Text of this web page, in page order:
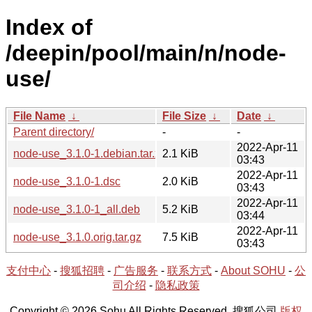
Index of
/deepin/pool/main/n/node-
use/
File Name ↓ File Size ↓ Date ↓
Parent directory/
-
-
node-use_3.1.0-1.debian.tar.xz2.1 KiB
2022-Apr-11
03:43
node-use_3.1.0-1.dsc
2.0 KiB
2022-Apr-11
03:43
node-use_3.1.0-1_all.deb
5.2 KiB
2022-Apr-11
03:44
node-use_3.1.0.orig.tar.gz
7.5 KiB
2022-Apr-11
03:43
支付中心 - 搜狐招聘 - 广告服务 - 联系方式 - About SOHU - 公
司介绍 - 隐私政策